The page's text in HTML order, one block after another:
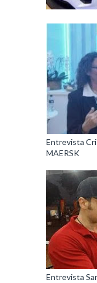
Entrevista
MAERSK
Entrevista